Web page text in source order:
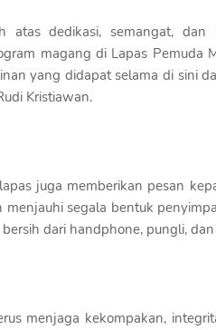
atas dedikasi, semangat,
magang di Lapas Pemuda
yang didapat selama di sini
Kristiawan.
juga memberikan pesan
menjauhi segala bentuk
dari handphone, pungli,
menjaga kekompakan,